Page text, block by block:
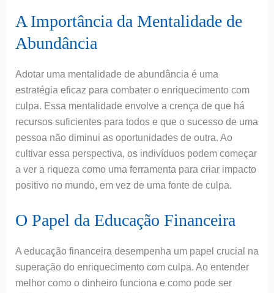
A Importância da Mentalidade de
Abundância
Adotar uma mentalidade de abundância é uma
estratégia eficaz para combater o enriquecimento com
culpa. Essa mentalidade envolve a crença de que há
recursos suficientes para todos e que o sucesso de uma
pessoa não diminui as oportunidades de outra. Ao
cultivar essa perspectiva, os indivíduos podem começar
a ver a riqueza como uma ferramenta para criar impacto
positivo no mundo, em vez de uma fonte de culpa.
O Papel da Educação Financeira
A educação financeira desempenha um papel crucial na
superação do enriquecimento com culpa. Ao entender
melhor como o dinheiro funciona e como pode ser